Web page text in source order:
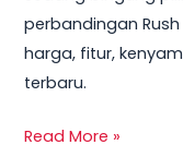
perbandingan
harga, fitur,
terbaru.
Read More »